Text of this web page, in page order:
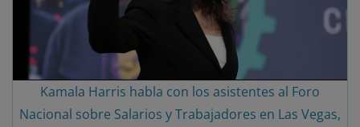
Kamala Harris habla con los asistentes al Foro
Nacional sobre Salarios y Trabajadores en Las Vegas,